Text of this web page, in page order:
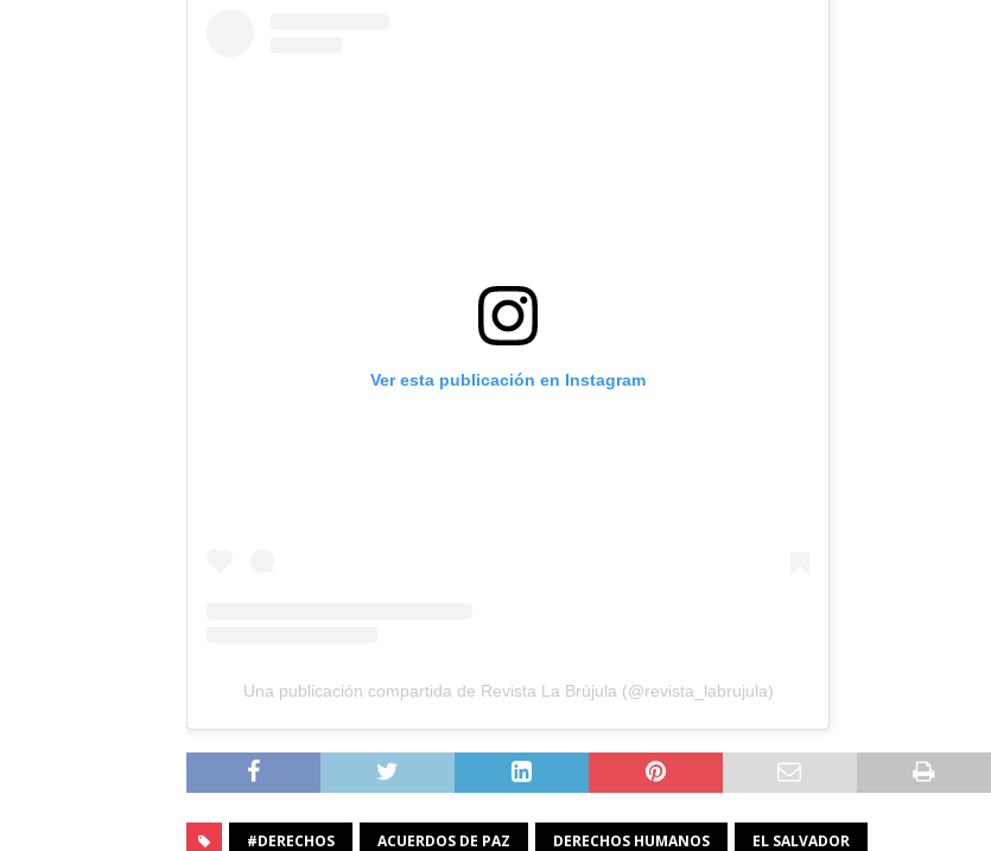
Ver esta publicación en Instagram
Una publicación compartida de Revista La Brújula (@revista_labrujula)
#DERECHOS ACUERDOS DE PAZ DERECHOS HUMANOS EL SALVADOR